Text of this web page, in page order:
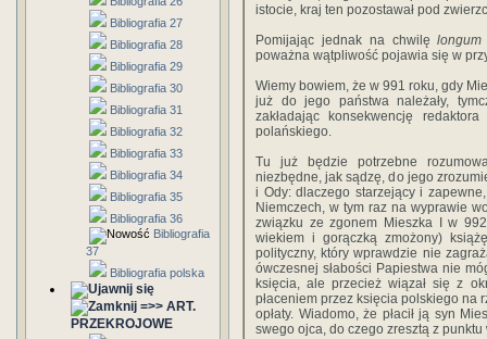
Bibliografia 27
Bibliografia 28
Bibliografia 29
Bibliografia 30
Bibliografia 31
Bibliografia 32
Bibliografia 33
Bibliografia 34
Bibliografia 35
Bibliografia 36
Bibliografia
37
Bibliografia polska
=>> ART.
PRZEKROJOWE
istocie, kraj ten pozostawał pod
Pomijając jednak na chwilęlongum
poważna wątpliwość pojawia się w
Wiemy bowiem, że w 991 roku, gdy
już do jego państwa należały,
zakładając konsekwencję
polańskiego.
Tu już będzie potrzebne
niezbędne, jak sądzę, do jego
i Ody: dlaczego starzejący i
Niemczech, w tym raz na wyprawie
związku ze zgonem Mieszka I w
wiekiem i gorączką zmożony)
polityczny, który wprawdzie nie
ówczesnej słabości Papiestwa nie
księcia, ale przecież wiązał się z
płaceniem przez księcia polskiego na
opłaty. Wiadomo, że płacił ją syn
swego ojca, do czego zresztą z